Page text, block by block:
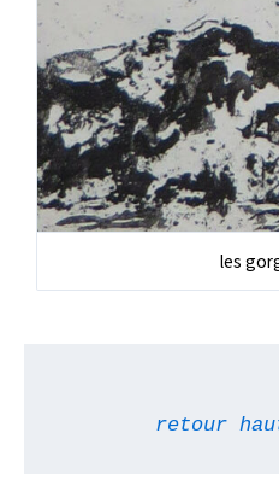
les
retour